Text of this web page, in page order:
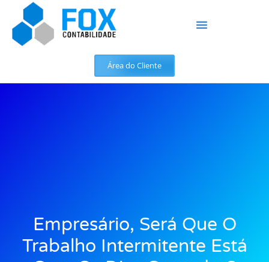
Área do Cliente
Empresário, Será Que O
Trabalho Intermitente Está